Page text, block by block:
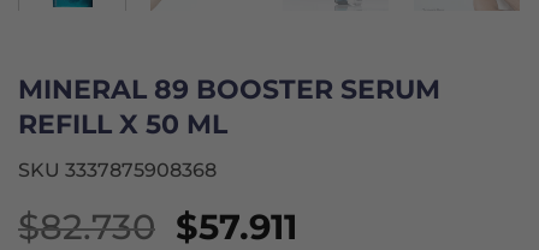
MINERAL 89 BOOSTER SERUM
REFILL X 50 ML
SKU 3337875908368
$82.730 El
$57.911